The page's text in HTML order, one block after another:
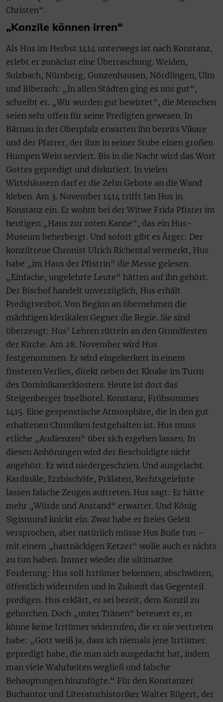
Christen“.
„Konzile können irren“
Als Hus im Herbst 1414 unterwegs ist nach Konstanz,
erlebt er zunächst eine Überraschung. Weiden,
Sulzbach, Nürnberg, Gunzenhausen, Nördlingen, Ulm
und Biberach: „In allen Städten ging es uns gut“,
schreibt er. „Wir wurden gut bewirtet“, die Menschen
seien sehr offen für seine Predigten gewesen. In
Bärnau in der Oberpfalz erwarten ihn bereits Vikare
und der Pfarrer, der ihm in seiner Stube einen großen
Humpen Wein serviert. Bis in die Nacht wird das Wort
Gottes gepredigt und diskutiert. In vielen
Wirtshäusern darf er die Zehn Gebote an die Wand
kleben. Am 3. November 1414 trifft Jan Hus in
Konstanz ein. Er wohnt bei der Witwe Frida Pfister im
heutigen „Haus zur roten Kanne“, das ein Hus-
Museum beherbergt. Und sofort gibt es Ärger: Der
konziltreue Chronist Ulrich Richental vermerkt, Hus
habe „im Haus der Pfistrin“ die Messe gelesen.
„Einfache, ungelehrte Leute“ hätten auf ihn gehört.
Der Bischof handelt unverzüglich, Hus erhält
Predigtverbot. Von Beginn an übernehmen die
mächtigen klerikalen Gegner die Regie. Sie sind
überzeugt: Hus’ Lehren rütteln an den Grundfesten
der Kirche. Am 28. November wird Hus
festgenommen. Er wird eingekerkert in einem
finsteren Verlies, direkt neben der Kloake im Turm
des Dominikanerklosters. Heute ist dort das
Steigenberger Inselhotel. Konstanz, Frühsommer
1415. Eine gespenstische Atmosphäre, die in den gut
erhaltenen Chroniken festgehalten ist. Hus muss
etliche „Audienzen“ über sich ergehen lassen. In
diesen Anhörungen wird der Beschuldigte nicht
angehört. Er wird niedergeschrien. Und ausgelacht.
Kardinäle, Erzbischöfe, Prälaten, Rechtsgelehrte
lassen falsche Zeugen auftreten. Hus sagt: Er hätte
mehr „Würde und Anstand“ erwartet. Und König
Sigismund knickt ein. Zwar habe er freies Geleit
versprochen, aber natürlich müsse Hus Buße tun –
mit einem „hartnäckigen Ketzer“ wolle auch er nichts
zu tun haben. Immer wieder die ultimative
Forderung: Hus soll Irrtümer bekennen, abschwören,
öffentlich widerrufen und in Zukunft das Gegenteil
predigen. Hus erklärt, er sei bereit, dem Konzil zu
gehorchen. Doch „unter Tränen“ beteuert er, er
könne keine Irrtümer widerrufen, die er nie vertreten
habe: „Gott weiß ja, dass ich niemals jene Irrtümer
gepredigt habe, die man sich ausgedacht hat, indem
man viele Wahrheiten wegließ und falsche
Behauptungen hinzufügte.“ Für den Konstanzer
Buchautor und Literaturhistoriker Walter Rügert, der